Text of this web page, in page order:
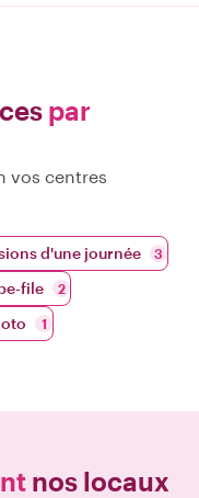
par
vos centres
d'une journée 3
file 2
1
nos locaux